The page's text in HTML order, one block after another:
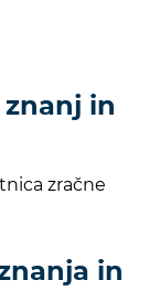
in
zračne
in